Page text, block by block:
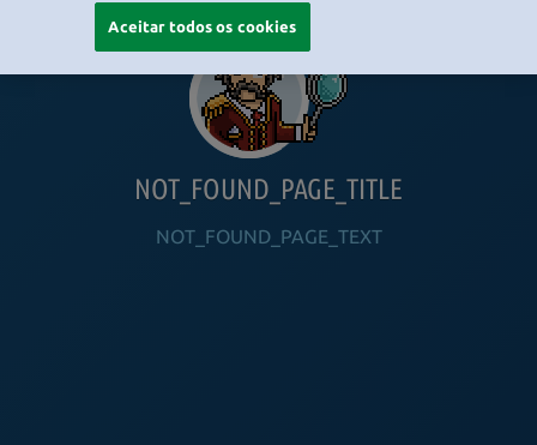
NOT_FOUND_PAGE_TITLE
NOT_FOUND_PAGE_TEXT
Aceitar todos os cookies